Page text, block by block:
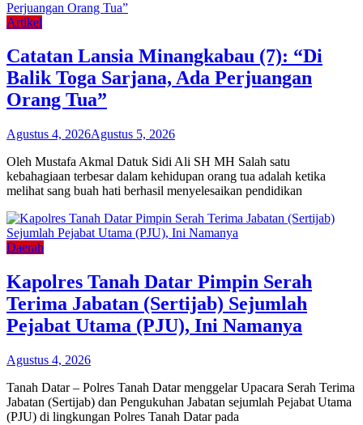
Artikel
Catatan Lansia Minangkabau (7): “Di
Balik Toga Sarjana, Ada Perjuangan
Orang Tua”
Agustus 4, 2026Agustus 5, 2026
Oleh Mustafa Akmal Datuk Sidi Ali SH MH Salah satu
kebahagiaan terbesar dalam kehidupan orang tua adalah ketika
melihat sang buah hati berhasil menyelesaikan pendidikan
Daerah
Kapolres Tanah Datar Pimpin Serah
Terima Jabatan (Sertijab) Sejumlah
Pejabat Utama (PJU), Ini Namanya
Agustus 4, 2026
Tanah Datar – Polres Tanah Datar menggelar Upacara Serah Terima
Jabatan (Sertijab) dan Pengukuhan Jabatan sejumlah Pejabat Utama
(PJU) di lingkungan Polres Tanah Datar pada